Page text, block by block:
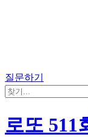
질문하기
로또 511